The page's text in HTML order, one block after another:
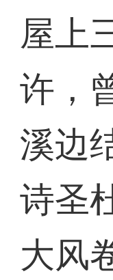
屋上
许，
溪边
诗圣
大风